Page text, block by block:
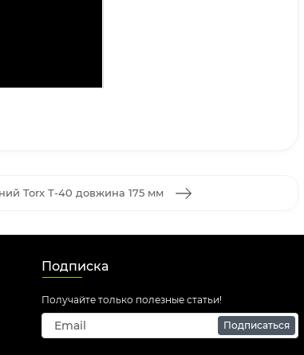
Torx Т-40 довжина 175 мм
Подписка
Получайте только полезные статьи!
Подписаться